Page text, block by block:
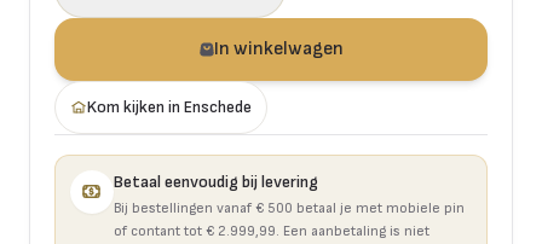
In winkelwagen
Kom kijken in Enschede
Betaal eenvoudig bij levering
Bij bestellingen vanaf € 500 betaal je met mobiele pin
of contant tot € 2.999,99. Een aanbetaling is niet